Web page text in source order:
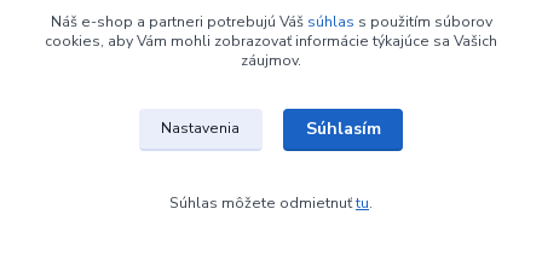
Náš e-shop a partneri potrebujú Váš súhlas s použitím súborov
cookies, aby Vám mohli zobrazovať informácie týkajúce sa Vašich
záujmov.
Nastavenia Súhlasím
Súhlas môžete odmietnuťtu.